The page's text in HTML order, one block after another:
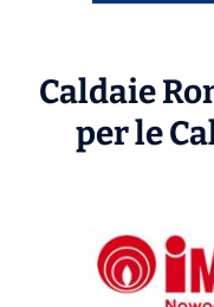
Caldaie
per le